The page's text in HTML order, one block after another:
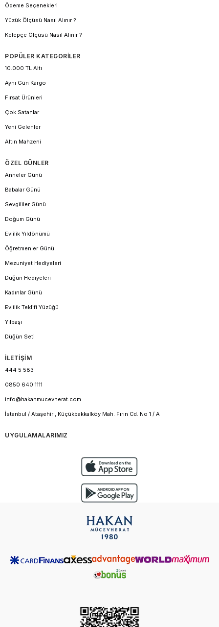
Ödeme Seçenekleri
Yüzük Ölçüsü Nasıl Alınır ?
Kelepçe Ölçüsü Nasıl Alınır ?
POPÜLER KATEGORİLER
10.000 TL Altı
Aynı Gün Kargo
Fırsat Ürünleri
Çok Satanlar
Yeni Gelenler
Altın Mahzeni
ÖZEL GÜNLER
Anneler Günü
Babalar Günü
Sevgililer Günü
Doğum Günü
Evlilik Yıldönümü
Öğretmenler Günü
Mezuniyet Hediyeleri
Düğün Hediyeleri
Kadınlar Günü
Evlilik Teklifi Yüzüğü
Yılbaşı
Düğün Seti
İLETİŞİM
444 5 583
0850 640 1111
info@hakanmucevherat.com
İstanbul / Ataşehir , Küçükbakkalköy Mah. Fırın Cd. No 1 / A
UYGULAMALARIMIZ